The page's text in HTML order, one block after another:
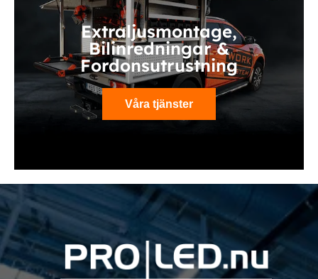
Extraljusmontage,
Bilinredningar &
Fordonsutrustning
Våra tjänster